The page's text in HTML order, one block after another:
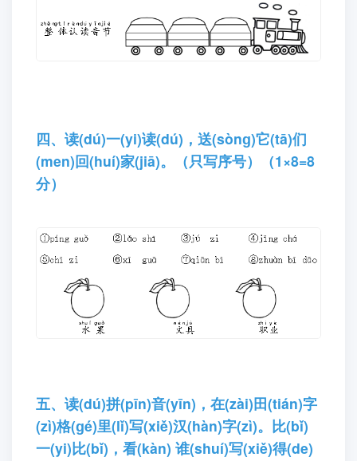
四、读(dú)一(yi)读(dú)，送(sònɡ)它(tā)们
(men)回(huí)家(jiā)。（只写序号）（1×8=8
分）
五、读(dú)拼(pīn)音(yīn)，在(zài)田(tián)字
(zì)格(ɡé)里(lǐ)写(xiě)汉(hàn)字(zì)。比(bǐ)
一(yi)比(bǐ)，看(kàn) 谁(shuí)写(xiě)得(de)